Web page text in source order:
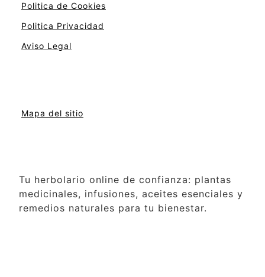
Politica de Cookies
Politica Privacidad
Aviso Legal
Mapa del sitio
Tu herbolario online de confianza: plantas
medicinales, infusiones, aceites esenciales y
remedios naturales para tu bienestar.